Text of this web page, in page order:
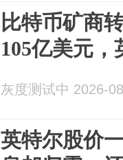
比特币矿商
105亿美元，
灰度测试中 2026-
英特尔股价